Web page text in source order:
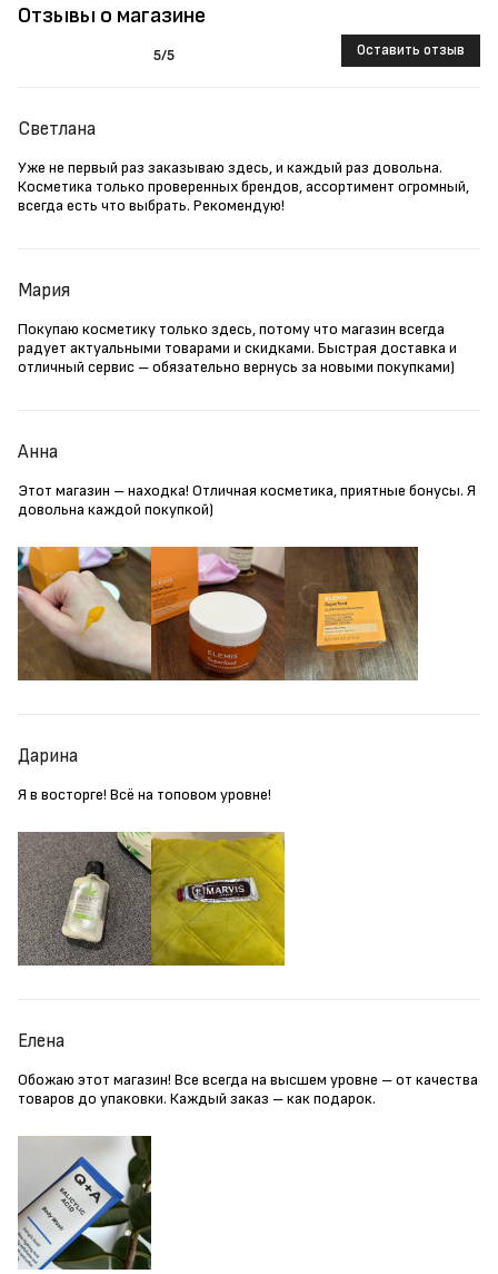
Отзывы о магазине
5/5 Оставить отзыв
Светлана
Уже не первый раз заказываю здесь, и каждый раз довольна.
Косметика только проверенных брендов, ассортимент огромный,
всегда есть что выбрать. Рекомендую!
Мария
Покупаю косметику только здесь, потому что магазин всегда
радует актуальными товарами и скидками. Быстрая доставка и
отличный сервис – обязательно вернусь за новыми покупками)
Анна
Этот магазин – находка! Отличная косметика, приятные бонусы. Я
довольна каждой покупкой)
Дарина
Я в восторге! Всё на топовом уровне!
Елена
Обожаю этот магазин! Все всегда на высшем уровне – от качества
товаров до упаковки. Каждый заказ – как подарок.